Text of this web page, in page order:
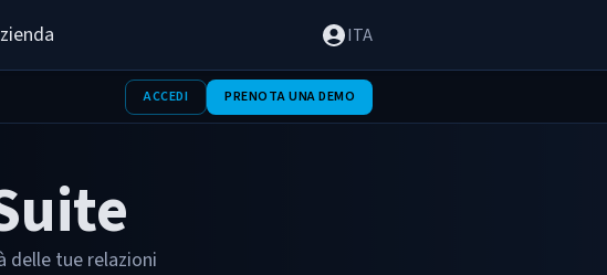
ITA
PRENOTA UNA DEMO
ACCEDI
delle tue relazioni